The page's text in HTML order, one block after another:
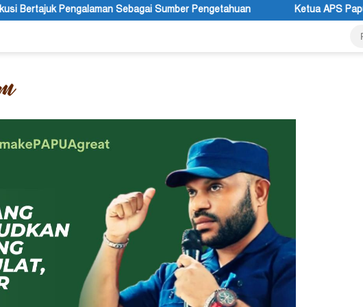
Sumber Pengetahuan Ketua APS Papua Pegunungan Sonni